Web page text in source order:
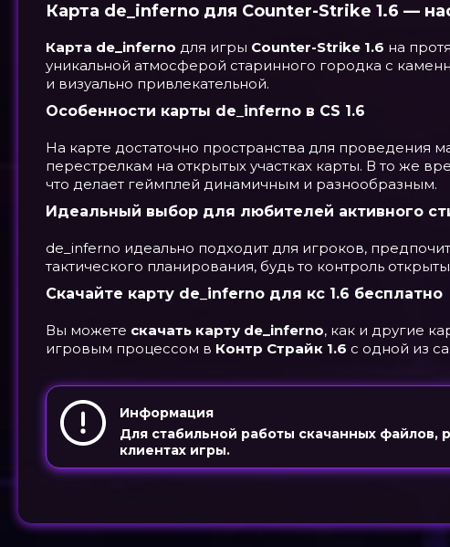
Карта de_inferno для Counter-Strike 1.6 —
Карта de_inferno для игры Counter-Strike 1.6 на
уникальной атмосферой старинного городка с
и визуально привлекательной.
Особенности карты de_inferno в CS 1.6
На карте достаточно пространства для проведения
перестрелкам на открытых участках карты. В то же
что делает геймплей динамичным и разнообразным.
Идеальный выбор для любителей активного
de_inferno идеально подходит для игроков,
тактического планирования, будь то контроль
Скачайте карту de_inferno для кс 1.6 бесплатно
Вы можете скачать карту de_inferno, как и другие
игровым процессом в Контр Страйк 1.6 с одной из
Информация
Для стабильной работы скачанных файлов,
клиентах игры.